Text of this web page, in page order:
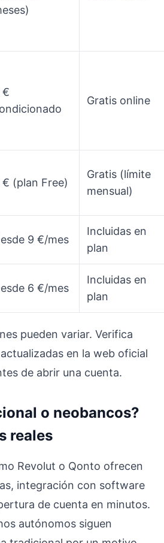
€
Gratis online
€ (plan Free)
Gratis (límite
mensual)
9 €/mes
Incluidas en
plan
6 €/mes
Incluidas en
plan
pueden variar. Verifica
en la web oficial
de abrir una cuenta.
o neobancos?
reales
Revolut o Qonto ofrecen
integración con software
de cuenta en minutos.
autónomos siguen